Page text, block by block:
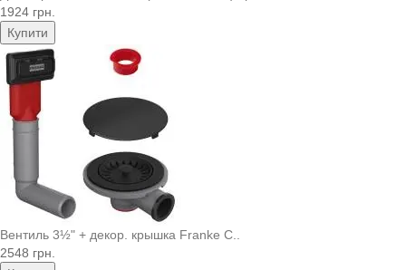
1924 грн.
Купити
Вентиль 3½" + декор. крышка Franke C..
2548 грн.